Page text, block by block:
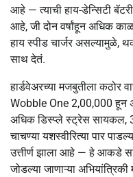
आहे — त्याची हाय-डेन्सिटी
आहे, जी दोन वर्षांहून अधिक
हाय स्पीड चार्जर असल्यामुळे,
साथ देतं.
हार्डवेअरच्या मजबुतीला कठोर
Wobble One 2,00,000
अधिक डिस्प्ले स्ट्रेस सायकल,
चाचण्या यशस्वीरित्या पार
उत्तीर्ण झाला आहे — हे आकडे
जोडल्या जाणाऱ्या अभियांत्रिकी